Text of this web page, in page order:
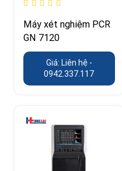
Máy xét nghiệm PCR
GN 7120
Giá: Liên hệ -
0942.337.117